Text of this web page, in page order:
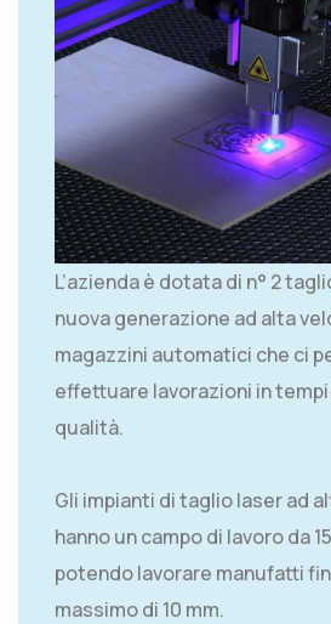
L’azienda è dotata di n° 2
nuova generazione ad alta
magazzini automatici che ci
effettuare lavorazioni in
qualità.
Gli impianti di taglio laser ad
hanno un campo di lavoro da
potendo lavorare manufatti
massimo di 10 mm.